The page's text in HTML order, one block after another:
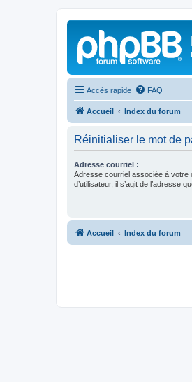
Accès rapide FAQ
Accueil Index du forum
Réinitialiser le mot de
Adresse courriel :
Adresse courriel associée à votre
d’utilisateur, il s’agit de l’adresse
Accueil Index du forum